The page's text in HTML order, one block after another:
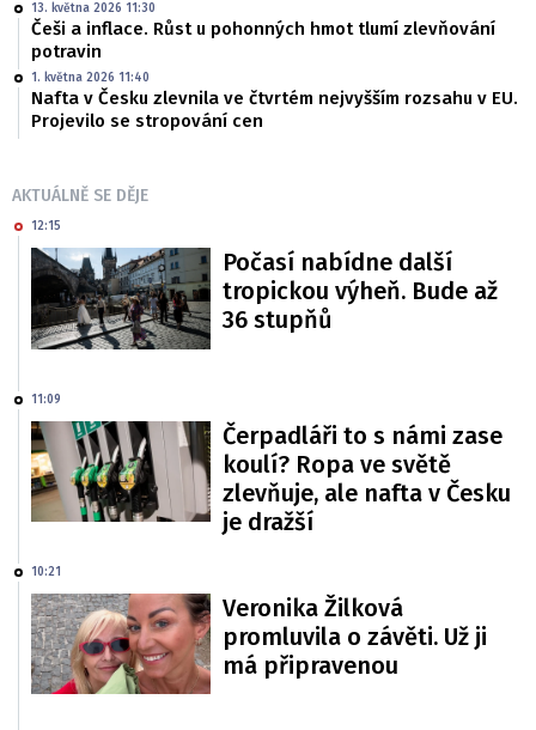
13. května 2026 11:30
Češi a inflace. Růst u pohonných hmot tlumí zlevňování
potravin
1. května 2026 11:40
Nafta v Česku zlevnila ve čtvrtém nejvyšším rozsahu v EU.
Projevilo se stropování cen
AKTUÁLNĚ SE DĚJE
12:15
Počasí nabídne další
tropickou výheň. Bude až
36 stupňů
11:09
Čerpadláři to s námi zase
koulí? Ropa ve světě
zlevňuje, ale nafta v Česku
je dražší
10:21
Veronika Žilková
promluvila o závěti. Už ji
má připravenou